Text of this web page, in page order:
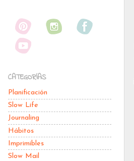
CATEGORÍAS
Planificación
Slow Life
Journaling
Hábitos
Imprimibles
Slow Mail